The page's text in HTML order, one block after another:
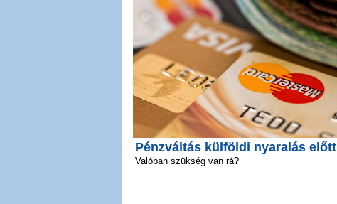
Pénzváltás külföldi nyaralás előtt
Valóban szükség van rá?